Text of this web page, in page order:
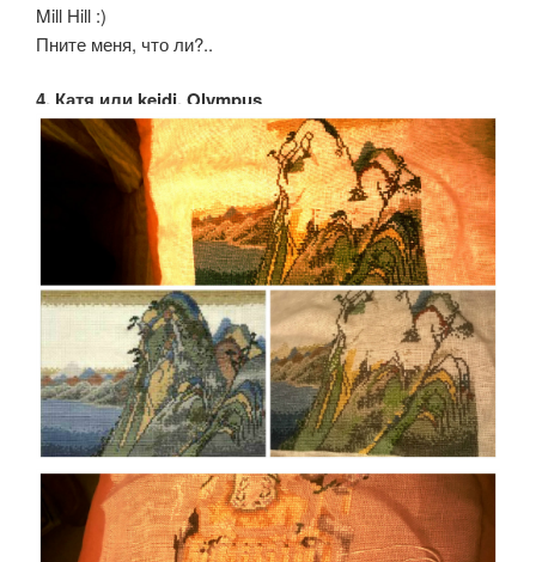
Mill Hill :)
Пните меня, что ли?..
4. Катя или keidi, Olympus